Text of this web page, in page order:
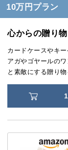
10万円プラン
心からの贈り物
カードケースやキ
アガやゴヤールの
と素敵にする贈り